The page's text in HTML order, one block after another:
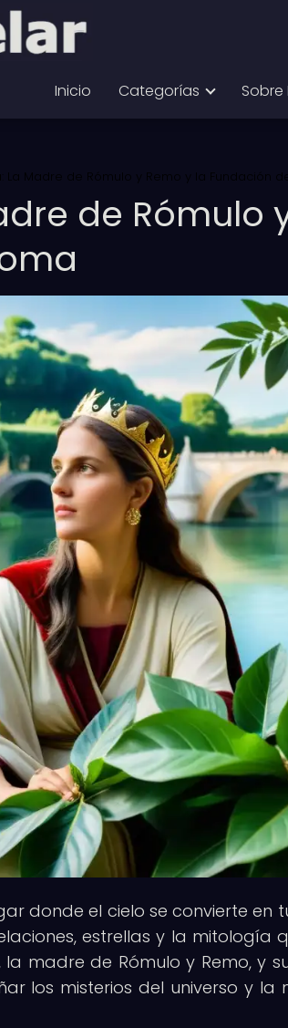
Inicio Categorías
La Madre de Rómulo y Remo y la Fundación
de Rómulo
donde el cielo se convierte en
estrellas y la mitología
la madre de Rómulo y Remo, y
los misterios del universo y la